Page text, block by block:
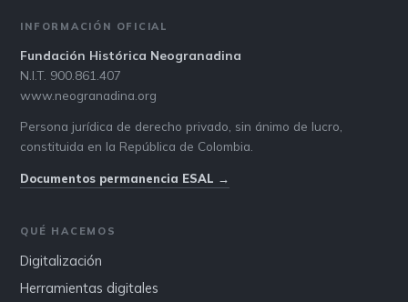
INFORMACIÓN OFICIAL
Fundación Histórica Neogranadina
N.I.T. 900.861.407
www.neogranadina.org
Persona jurídica de derecho privado, sin ánimo de lucro,
constituida en la República de Colombia.
Documentos permanencia ESAL →
QUÉ HACEMOS
Digitalización
Herramientas digitales